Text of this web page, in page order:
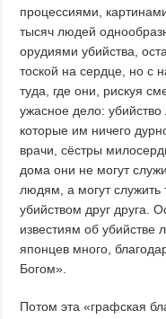
процессиями,
тысяч людей
орудиями убийства,
тоской на сердце, но с
туда, где они, рискуя
ужасное дело:
которые им ничего
врачи, сёстры
дома они не могут
людям, а могут
убийством друг друга.
известиям об убийстве
японцев много,
Богом».
Потом эта «графская